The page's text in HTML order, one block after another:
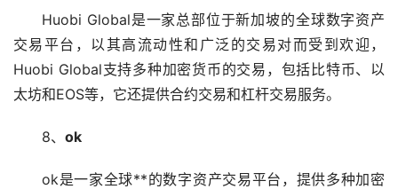
Huobi Global是一家总部位于新加坡的全球数字资产
交易平台，以其高流动性和广泛的交易对而受到欢迎，
Huobi Global支持多种加密货币的交易，包括比特币、以
太坊和EOS等，它还提供合约交易和杠杆交易服务。
8、 ok
ok是一家全球**的数字资产交易平台，提供多种加密